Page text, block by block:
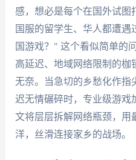
感，想必是每个在国外试图
国服的留学生、华人都遭
国游戏？" 这个看似简单的
高延迟、地域网络限制的枷
无奈。当急切的乡愁化作指
迟无情碾碎时，专业级游戏
文将层层拆解网络瓶颈，用
洋，丝滑连接家乡的战场。